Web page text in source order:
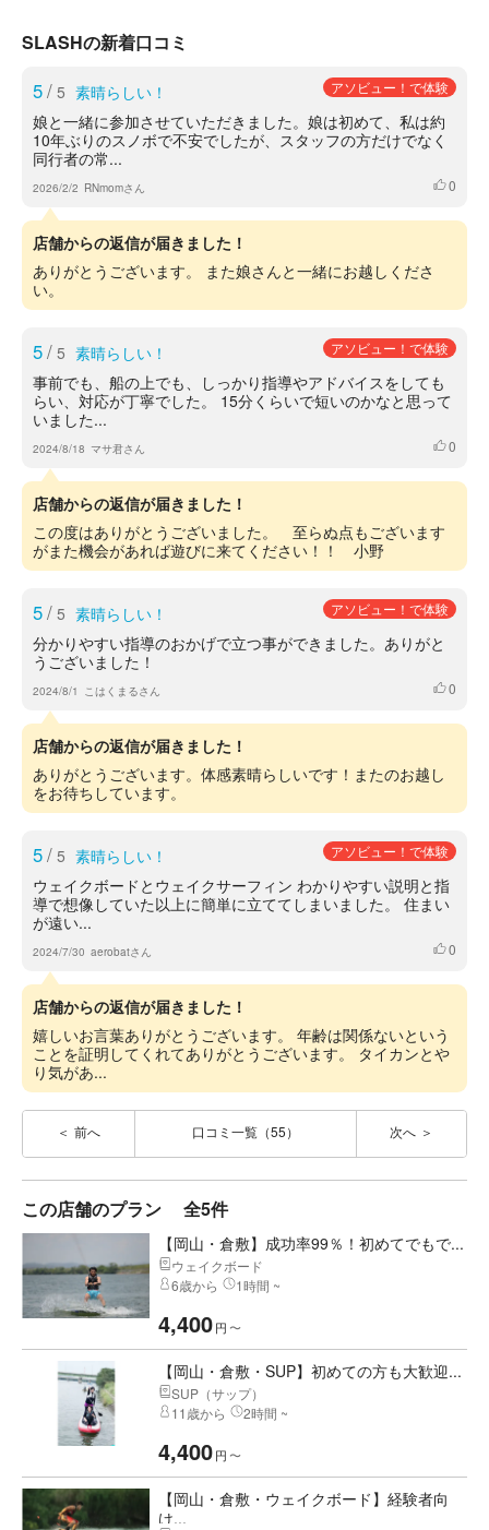
SLASHの新着口コミ
5/ 5 素晴らしい！ アソビュー！で体験
娘と一緒に参加させていただきました。娘は初めて、私は約
10年ぶりのスノボで不安でしたが、スタッフの方だけでなく
同行者の常...
2026/2/2 RNmomさん いいね
0
店舗からの返信が届きました！
ありがとうございます。 また娘さんと一緒にお越しくださ
い。
5/ 5 素晴らしい！ アソビュー！で体験
事前でも、船の上でも、しっかり指導やアドバイスをしても
らい、対応が丁寧でした。 15分くらいで短いのかなと思って
いました...
2024/8/18 マサ君さん いいね
0
店舗からの返信が届きました！
この度はありがとうございました。 至らぬ点もございます
がまた機会があれば遊びに来てください！！ 小野
5/ 5 素晴らしい！ アソビュー！で体験
分かりやすい指導のおかげで立つ事ができました。ありがと
うございました！
2024/8/1 こはくまるさん いいね
0
店舗からの返信が届きました！
ありがとうございます。体感素晴らしいです！またのお越し
をお待ちしています。
5/ 5 素晴らしい！ アソビュー！で体験
ウェイクボードとウェイクサーフィン わかりやすい説明と指
導で想像していた以上に簡単に立ててしまいました。 住まい
が遠い...
2024/7/30 aerobatさん いいね
0
店舗からの返信が届きました！
嬉しいお言葉ありがとうございます。 年齢は関係ないという
ことを証明してくれてありがとうございます。 タイカンとや
り気があ...
前へ 口コミ一覧（55） 次へ
この店舗のプラン 全5件
【岡山・倉敷】成功率99％！初めてでもで...
ウェイクボード
6歳から
1時間 ~
4,400円 〜
【岡山・倉敷・SUP】初めての方も大歓迎...
SUP（サップ）
11歳から
2時間 ~
4,400円 〜
【岡山・倉敷・ウェイクボード】経験者向
け...